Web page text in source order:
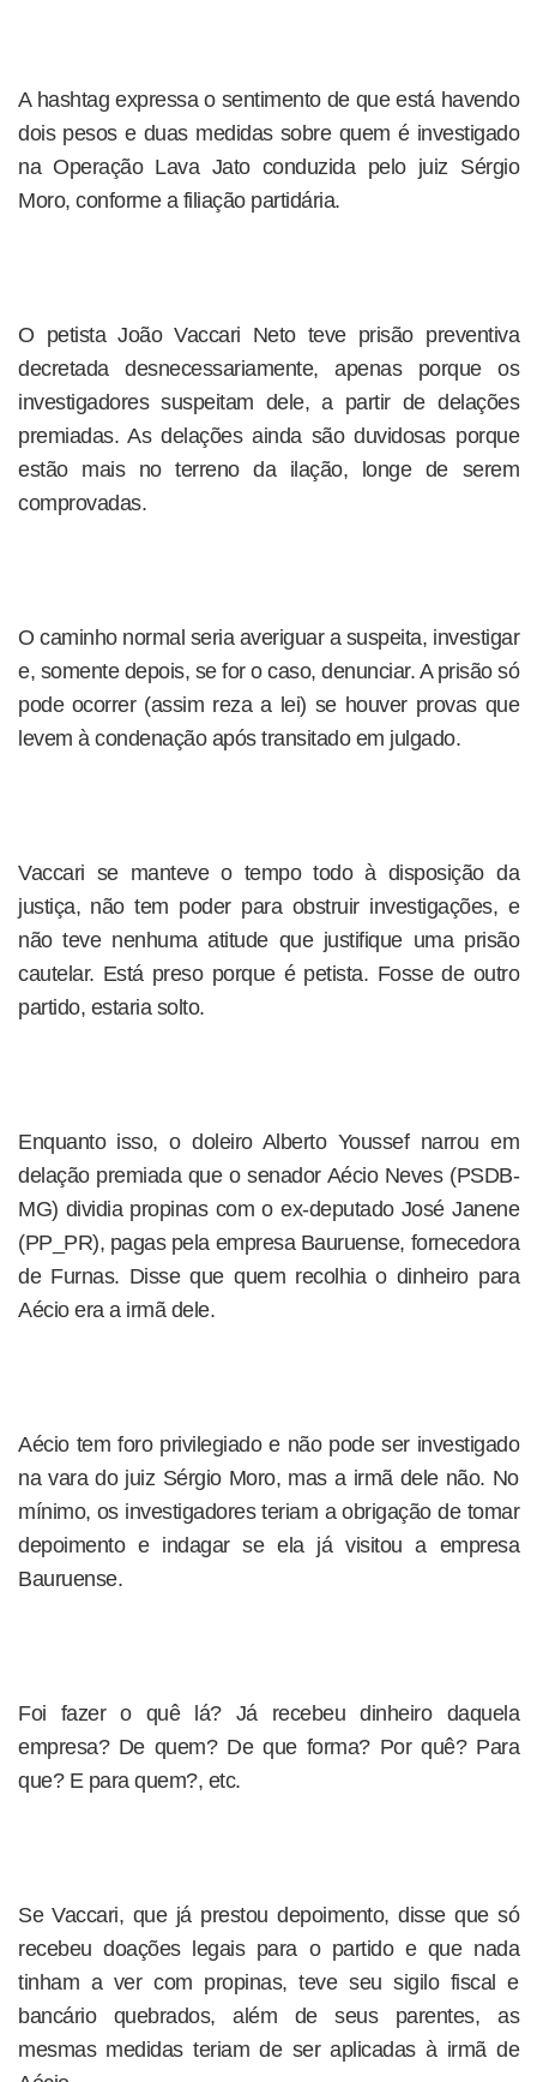
A hashtag expressa o sentimento de que está havendo
dois pesos e duas medidas sobre quem é investigado
na Operação Lava Jato conduzida pelo juiz Sérgio
Moro, conforme a filiação partidária.
O petista João Vaccari Neto teve prisão preventiva
decretada desnecessariamente, apenas porque os
investigadores suspeitam dele, a partir de delações
premiadas. As delações ainda são duvidosas porque
estão mais no terreno da ilação, longe de serem
comprovadas.
O caminho normal seria averiguar a suspeita, investigar
e, somente depois, se for o caso, denunciar. A prisão só
pode ocorrer (assim reza a lei) se houver provas que
levem à condenação após transitado em julgado.
Vaccari se manteve o tempo todo à disposição da
justiça, não tem poder para obstruir investigações, e
não teve nenhuma atitude que justifique uma prisão
cautelar. Está preso porque é petista. Fosse de outro
partido, estaria solto.
Enquanto isso, o doleiro Alberto Youssef narrou em
delação premiada que o senador Aécio Neves (PSDB-
MG) dividia propinas com o ex-deputado José Janene
(PP_PR), pagas pela empresa Bauruense, fornecedora
de Furnas. Disse que quem recolhia o dinheiro para
Aécio era a irmã dele.
Aécio tem foro privilegiado e não pode ser investigado
na vara do juiz Sérgio Moro, mas a irmã dele não. No
mínimo, os investigadores teriam a obrigação de tomar
depoimento e indagar se ela já visitou a empresa
Bauruense.
Foi fazer o quê lá? Já recebeu dinheiro daquela
empresa? De quem? De que forma? Por quê? Para
que? E para quem?, etc.
Se Vaccari, que já prestou depoimento, disse que só
recebeu doações legais para o partido e que nada
tinham a ver com propinas, teve seu sigilo fiscal e
bancário quebrados, além de seus parentes, as
mesmas medidas teriam de ser aplicadas à irmã de